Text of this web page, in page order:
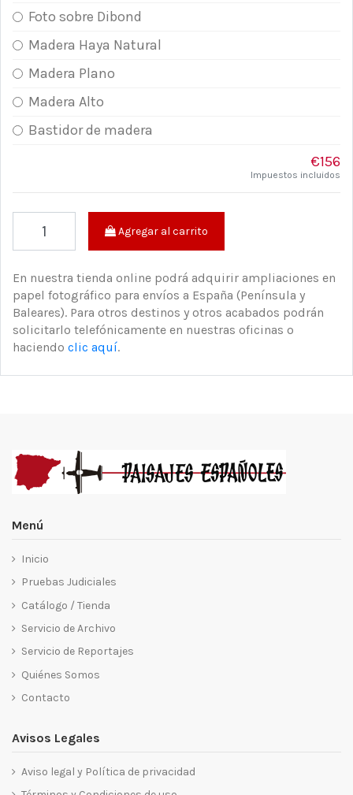
Foto sobre Dibond
Madera Haya Natural
Madera Plano
Madera Alto
Bastidor de madera
€156
Impuestos incluidos
Agregar al carrito
En nuestra tienda online podrá adquirir ampliaciones en
papel fotográfico para envíos a España (Península y
Baleares). Para otros destinos y otros acabados podrán
solicitarlo telefónicamente en nuestras oficinas o
haciendo clic aquí.
Menú
Inicio
Pruebas Judiciales
Catálogo / Tienda
Servicio de Archivo
Servicio de Reportajes
Quiénes Somos
Contacto
Avisos Legales
Aviso legal y Política de privacidad